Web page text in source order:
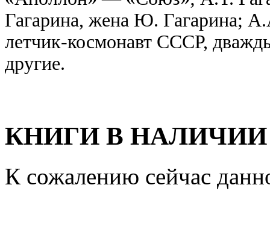
Гагарина, жена Ю. Гагарина;
летчик-космонавт СССР,
другие.
КНИГИ В
К сожалению сейчас